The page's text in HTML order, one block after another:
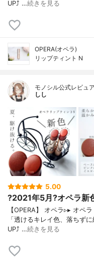
UP⤴ …続きを見る
OPERA(オペラ)
リップティント N
モノシル公式レビュ
しし
5.00
?2021年5月?オペラ新
【OPERA】 オペラ▹▸ オペ
「透けるキレイ色、落ちず
UP⤴ …続きを見る